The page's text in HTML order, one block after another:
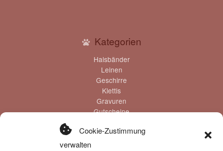
Cookie-Zustimmung
verwalten
Kategorien
Halsbänder
Leinen
Geschirre
Klettis
Gravuren
Gutscheine